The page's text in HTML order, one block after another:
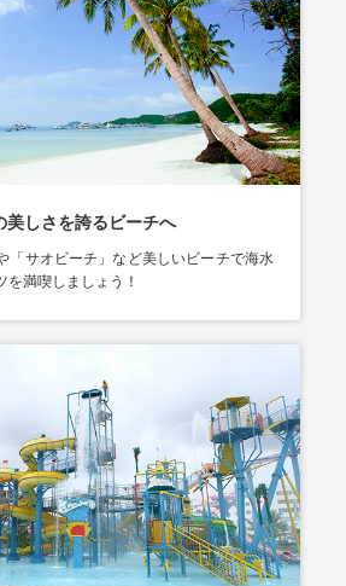
美しさを誇るビーチへ
「サオビーチ」など美しいビーチで海水
を満喫しましょう！